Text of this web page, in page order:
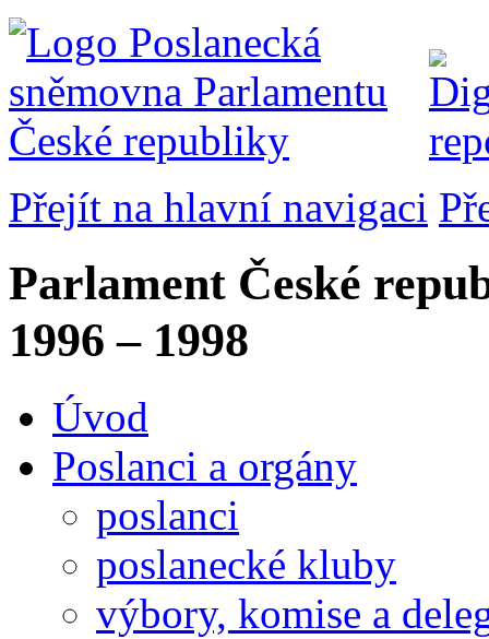
Přejít na hlavní navigaci
Parlament České
1996 – 1998
Úvod
Poslanci a orgány
poslanci
poslanecké kluby
výbory, komise a